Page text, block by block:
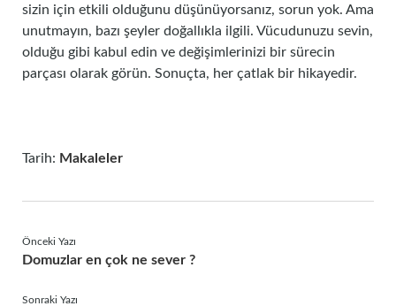
sizin için etkili olduğunu düşünüyorsanız, sorun yok. Ama
unutmayın, bazı şeyler doğallıkla ilgili. Vücudunuzu sevin,
olduğu gibi kabul edin ve değişimlerinizi bir sürecin
parçası olarak görün. Sonuçta, her çatlak bir hikayedir.
Tarih: Makaleler
Önceki Yazı
Domuzlar en çok ne sever ?
Sonraki Yazı